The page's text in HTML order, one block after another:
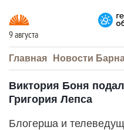
9 августа
Главная Новости
Виктория Боня
Григория Лепса
Блогерша и